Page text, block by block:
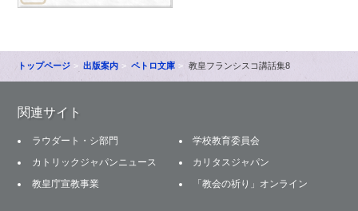
トップページ 出版案内 ペトロ文庫 教皇フランシスコ講話集8
関連サイト
ラウダート・シ部門
学校教育委員会
カトリックジャパンニュース
カリタスジャパン
教皇庁宣教事業
「教会の祈り」オンライン